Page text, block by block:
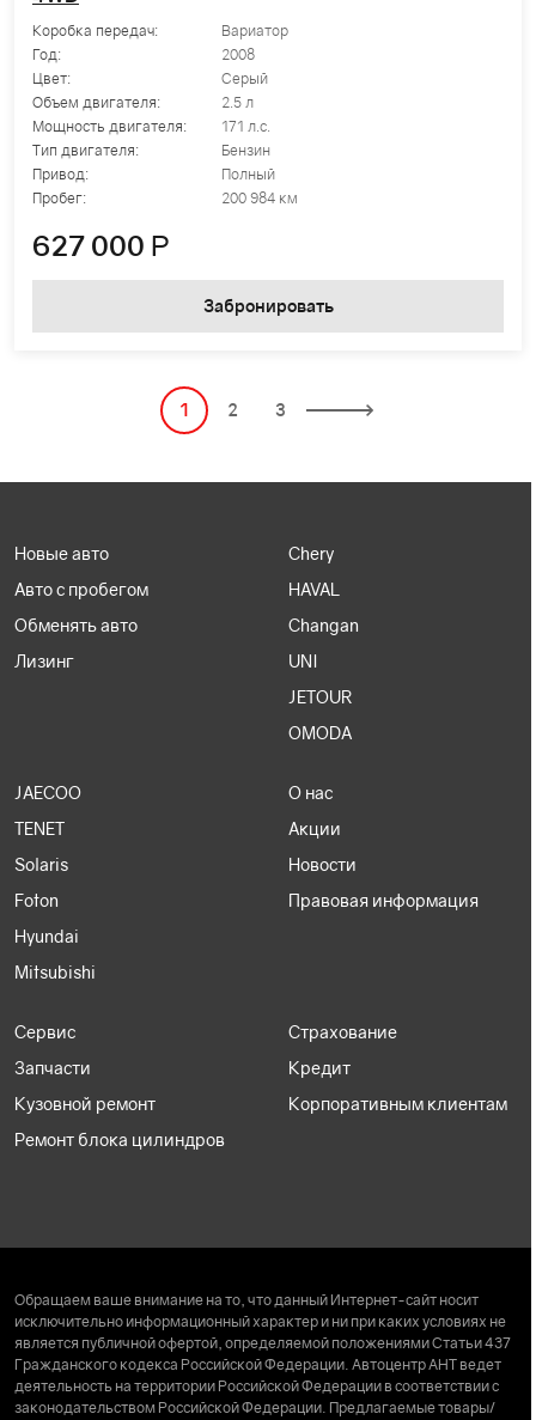
Коробка передач:
Вариатор
Год:
2008
Цвет:
Серый
Объем двигателя:
2.5 л
Мощность двигателя:
171 л.с.
Тип двигателя:
Бензин
Привод:
Полный
Пробег:
200 984 км
627 000 Р
Забронировать
1 2 3
Новые авто
Авто с пробегом
Обменять авто
Лизинг
Chery
HAVAL
Changan
UNI
JETOUR
OMODA
JAECOO
TENET
Solaris
Foton
Hyundai
Mitsubishi
О нас
Акции
Новости
Правовая информация
Сервис
Запчасти
Кузовной ремонт
Ремонт блока цилиндров
Страхование
Кредит
Корпоративным клиентам
Обращаем ваше внимание на то, что данный Интернет-сайт носит
исключительно информационный характер и ни при каких условиях не
является публичной офертой, определяемой положениями Статьи 437
Гражданского кодекса Российской Федерации. Автоцентр АНТ ведет
деятельность на территории Российской Федерации в соответствии с
законодательством Российской Федерации. Предлагаемые товары/